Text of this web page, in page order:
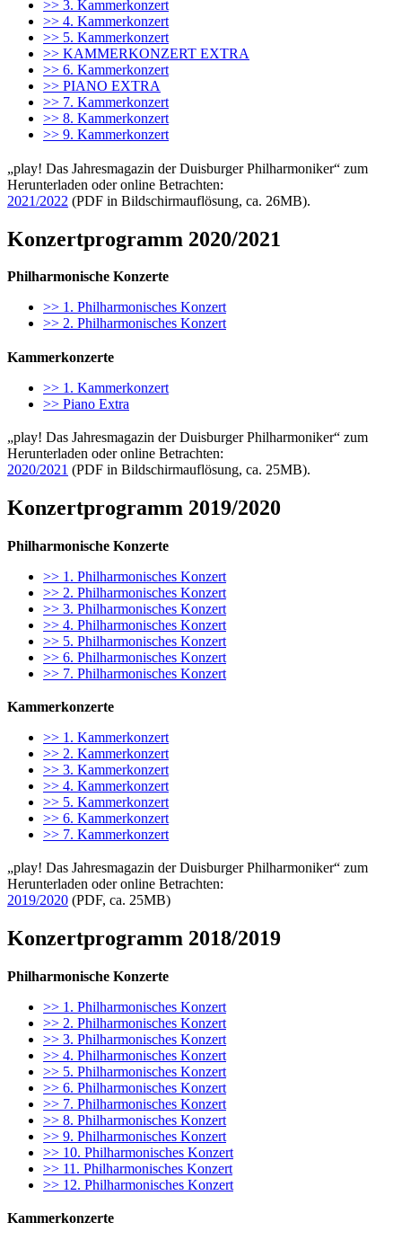
>> 3. Kammerkonzert
>> 4. Kammerkonzert
>> 5. Kammerkonzert
>> KAMMERKONZERT EXTRA
>> 6. Kammerkonzert
>> PIANO EXTRA
>> 7. Kammerkonzert
>> 8. Kammerkonzert
>> 9. Kammerkonzert
„play! Das Jahresmagazin der Duisburger Philharmoniker“ zum
Herunterladen oder online Betrachten:
2021/2022 (PDF in Bildschirmauflösung, ca. 26MB).
Konzertprogramm 2020/2021
Philharmonische Konzerte
>> 1. Philharmonisches Konzert
>> 2. Philharmonisches Konzert
Kammerkonzerte
>> 1. Kammerkonzert
>> Piano Extra
„play! Das Jahresmagazin der Duisburger Philharmoniker“ zum
Herunterladen oder online Betrachten:
2020/2021 (PDF in Bildschirmauflösung, ca. 25MB).
Konzertprogramm 2019/2020
Philharmonische Konzerte
>> 1. Philharmonisches Konzert
>> 2. Philharmonisches Konzert
>> 3. Philharmonisches Konzert
>> 4. Philharmonisches Konzert
>> 5. Philharmonisches Konzert
>> 6. Philharmonisches Konzert
>> 7. Philharmonisches Konzert
Kammerkonzerte
>> 1. Kammerkonzert
>> 2. Kammerkonzert
>> 3. Kammerkonzert
>> 4. Kammerkonzert
>> 5. Kammerkonzert
>> 6. Kammerkonzert
>> 7. Kammerkonzert
„play! Das Jahresmagazin der Duisburger Philharmoniker“ zum
Herunterladen oder online Betrachten:
2019/2020 (PDF, ca. 25MB)
Konzertprogramm 2018/2019
Philharmonische Konzerte
>> 1. Philharmonisches Konzert
>> 2. Philharmonisches Konzert
>> 3. Philharmonisches Konzert
>> 4. Philharmonisches Konzert
>> 5. Philharmonisches Konzert
>> 6. Philharmonisches Konzert
>> 7. Philharmonisches Konzert
>> 8. Philharmonisches Konzert
>> 9. Philharmonisches Konzert
>> 10. Philharmonisches Konzert
>> 11. Philharmonisches Konzert
>> 12. Philharmonisches Konzert
Kammerkonzerte